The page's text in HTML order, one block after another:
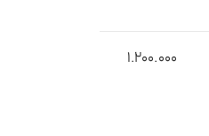
1.200.000